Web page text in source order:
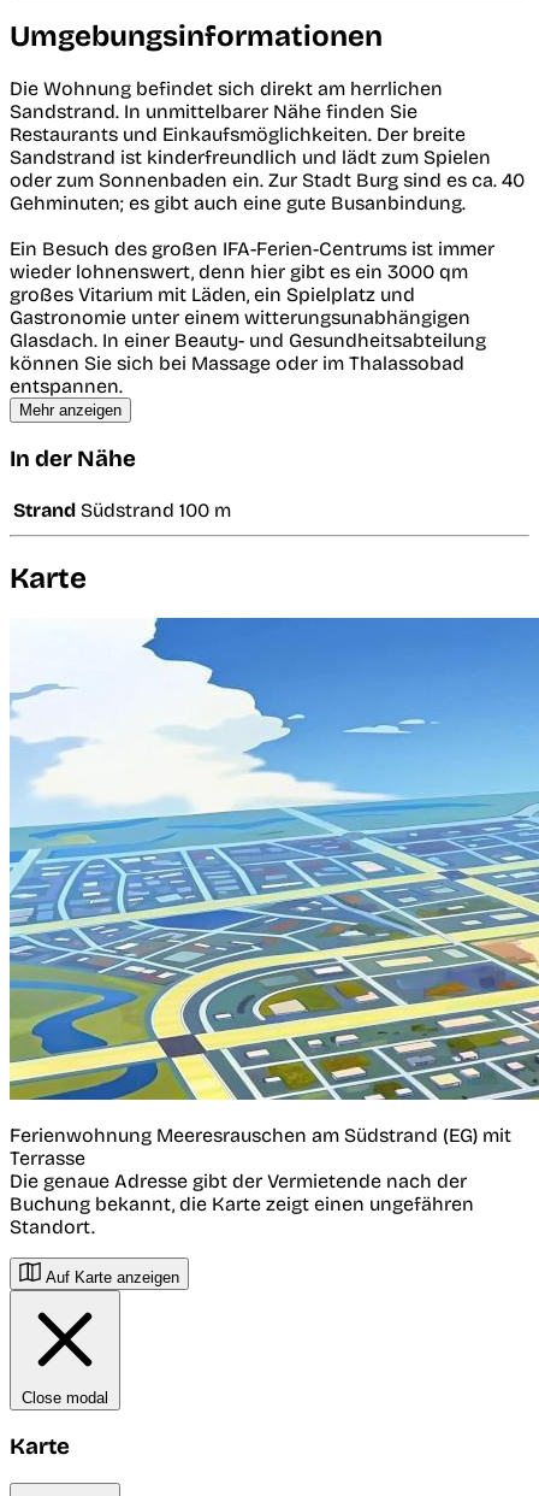
Umgebungsinformationen
Die Wohnung befindet sich direkt am herrlichen
Sandstrand. In unmittelbarer Nähe finden Sie
Restaurants und Einkaufsmöglichkeiten. Der breite
Sandstrand ist kinderfreundlich und lädt zum Spielen
oder zum Sonnenbaden ein. Zur Stadt Burg sind es ca. 40
Gehminuten; es gibt auch eine gute Busanbindung.
Ein Besuch des großen IFA-Ferien-Centrums ist immer
wieder lohnenswert, denn hier gibt es ein 3000 qm
großes Vitarium mit Läden, ein Spielplatz und
Gastronomie unter einem witterungsunabhängigen
Glasdach. In einer Beauty- und Gesundheitsabteilung
können Sie sich bei Massage oder im Thalassobad
entspannen.
Mehr anzeigen
In der Nähe
Strand Südstrand 100 m
Karte
Ferienwohnung Meeresrauschen am Südstrand (EG) mit
Terrasse
Die genaue Adresse gibt der Vermietende nach der
Buchung bekannt, die Karte zeigt einen ungefähren
Standort.
Auf Karte anzeigen
Close modal
Karte